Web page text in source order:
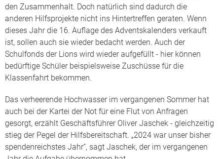
den Zusammenhalt. Doch natürlich sind dadurch die
anderen Hilfsprojekte nicht ins Hintertreffen geraten. Wenn
dieses Jahr die 16. Auflage des Adventskalenders verkauft
ist, sollen auch sie wieder bedacht werden. Auch der
Schulfonds der Lions wird wieder aufgefüllt - hier können
bedürftige Schüler beispielsweise Zuschüsse für die
Klassenfahrt bekommen.
Das verheerende Hochwasser im vergangenen Sommer hat
auch bei der Kartei der Not für eine Flut von Anfragen
gesorgt, erzählt Geschäftsführer Oliver Jaschek - gleichzeitig
stieg der Pegel der Hilfsbereitschaft. „2024 war unser bisher
spendenreichstes Jahr“, sagt Jaschek, der im vergangenen